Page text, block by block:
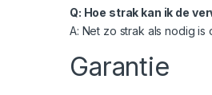
Q: Hoe strak kan ik de
A: Net zo strak als nodig
Garantie